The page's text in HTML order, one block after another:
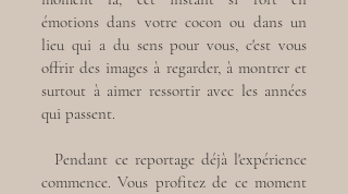
émotions dans votre cocon ou dans un
lieu qui a du sens pour vous, c'est vous
offrir des images à regarder, à montrer et
surtout à aimer ressortir avec les années
qui passent.
Pendant ce reportage déjà l'expérience
commence. Vous profitez de ce moment